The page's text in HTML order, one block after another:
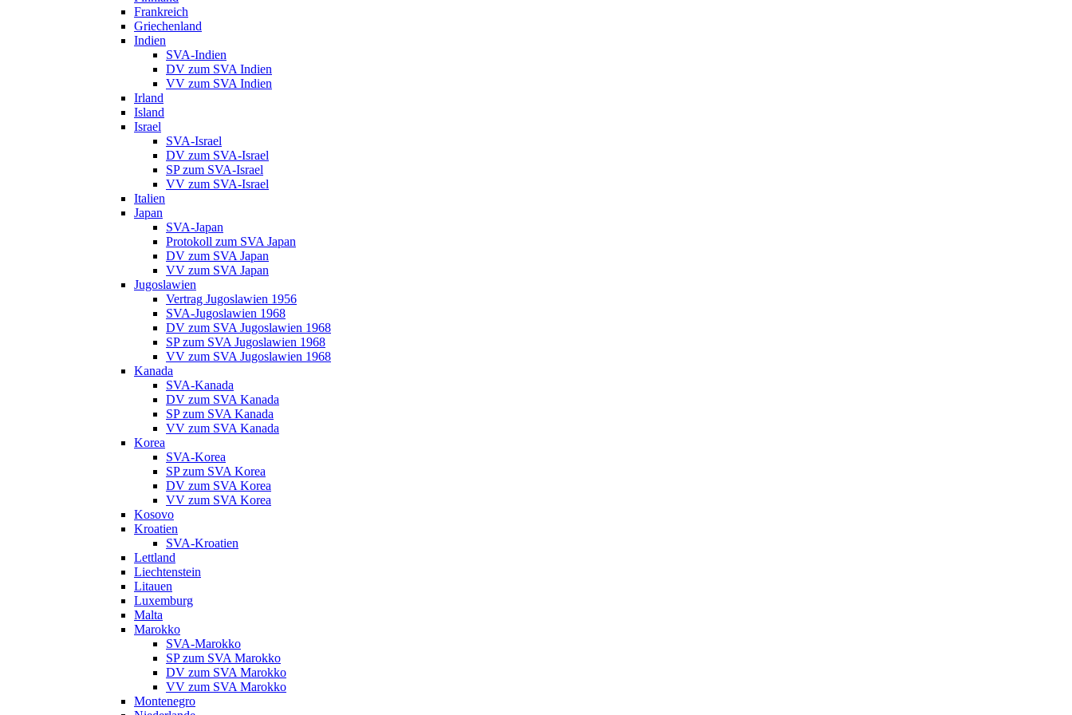
Frankreich
Griechenland
Indien
SVA-Indien
DV zum SVA Indien
VV zum SVA Indien
Irland
Island
Israel
SVA-Israel
DV zum SVA-Israel
SP zum SVA-Israel
VV zum SVA-Israel
Italien
Japan
SVA-Japan
Protokoll zum SVA Japan
DV zum SVA Japan
VV zum SVA Japan
Jugoslawien
Vertrag Jugoslawien 1956
SVA-Jugoslawien 1968
DV zum SVA Jugoslawien 1968
SP zum SVA Jugoslawien 1968
VV zum SVA Jugoslawien 1968
Kanada
SVA-Kanada
DV zum SVA Kanada
SP zum SVA Kanada
VV zum SVA Kanada
Korea
SVA-Korea
SP zum SVA Korea
DV zum SVA Korea
VV zum SVA Korea
Kosovo
Kroatien
SVA-Kroatien
Lettland
Liechtenstein
Litauen
Luxemburg
Malta
Marokko
SVA-Marokko
SP zum SVA Marokko
DV zum SVA Marokko
VV zum SVA Marokko
Montenegro